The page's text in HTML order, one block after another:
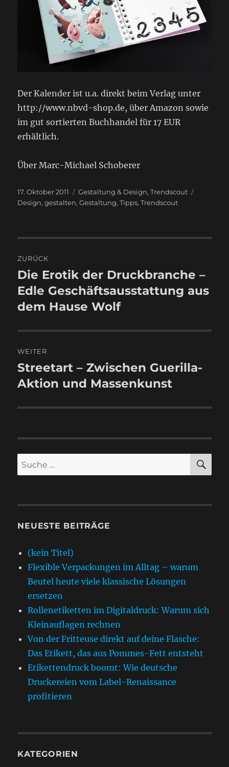
Der Kalender ist u.a. direkt beim Verlag unter
http://www.nbvd-shop.de, über Amazon sowie
im gut sortierten Buchhandel für 17 EUR
erhältlich.
Über Marc-Michael Schoberer
Veröffentlicht
am
17. Oktober 2011 Kategorien
Gestaltung & Design,Trendscout
Design,gestalten,Gestaltung,Tipps,Trendscout
ZURÜCK
Vorheriger
Beitrag:
Die Erotik der Druckbranche –
Edle Geschäftsausstattung aus
dem Hause Wolf
WEITER
Nächster
Beitrag:
Streetart – Zwischen Guerilla-
Aktion und Massenkunst
Suche
nach:
NEUESTE BEITRÄGE
(kein Titel)
Flexible Verpackungen im Alltag – warum
Beutel heute viele klassische Lösungen
ersetzen
Rollenetiketten im Digitaldruck: Warum sich
Kleinauflagen rechnen
Von der Fritteuse direkt auf deine Flasche:
Das Etikett, das aus Pommes-Fett entsteht
Etikettendruck boomt: Wie deutsche
Druckereien vom Label-Renaissance
profitieren
KATEGORIEN